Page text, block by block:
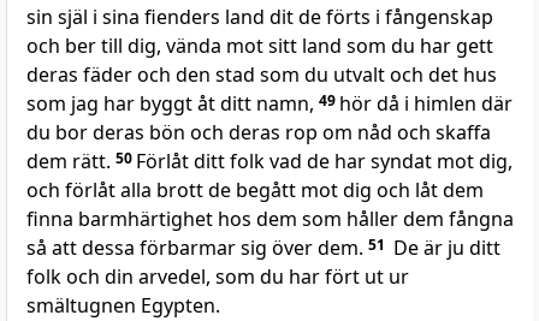
sin själ i sina fienders land dit de förts i fångenskap
och ber till dig, vända mot sitt land som du har gett
deras fäder och den stad som du utvalt och det hus
som jag har byggt åt ditt namn, 49 hör då i himlen där
du bor deras bön och deras rop om nåd och skaffa
dem rätt. 50 Förlåt ditt folk vad de har syndat mot dig,
och förlåt alla brott de begått mot dig och låt dem
finna barmhärtighet hos dem som håller dem fångna
så att dessa förbarmar sig över dem. 51 De är ju ditt
folk och din arvedel, som du har fört ut ur
smältugnen Egypten.